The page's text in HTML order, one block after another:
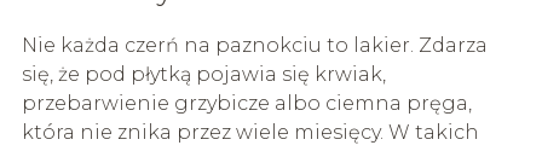
Nie każda czerń na paznokciu to lakier. Zdarza
się, że pod płytką pojawia się krwiak,
przebarwienie grzybicze albo ciemna pręga,
która nie znika przez wiele miesięcy. W takich